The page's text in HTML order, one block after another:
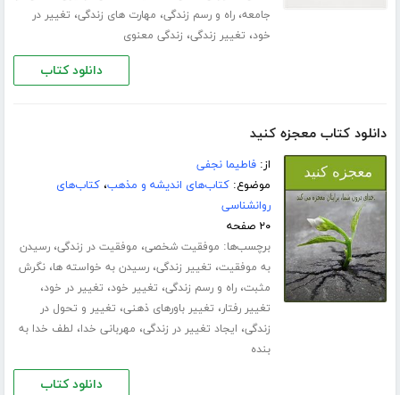
جامعه،راه و رسم زندگی، مهارت های زندگی، تغییر در
خود، تغییر زندگی، زندگی معنوی
دانلود کتاب
دانلود کتاب معجزه کنید
از:فاطیما نجفی
موضوع:کتاب‌های اندیشه و مذهب،کتاب‌های
روانشناسی
۲۰ صفحه
برچسب‌ها: موفقیت شخصی، موفقیت در زندگی،رسیدن
به موفقیت، تغییر زندگی،رسیدن به خواسته ها،نگرش
مثبت،راه و رسم زندگی، تغییر خود، تغییر در خود،
تغییر رفتار، تغییر باورهای ذهنی، تغییر و تحول در
زندگی، ایجاد تغییر در زندگی، مهربانی خدا، لطف خدا به
بنده
دانلود کتاب